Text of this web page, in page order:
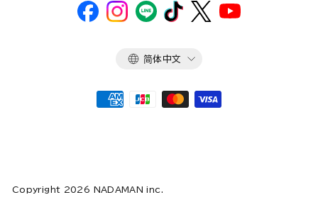
语
简体中文
Copyright 2026 NADAMAN inc.